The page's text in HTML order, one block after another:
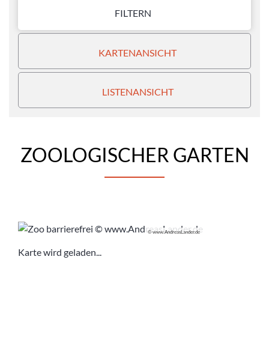
FILTERN
KARTENANSICHT
LISTENANSICHT
ZOOLOGISCHER GARTEN
© www.AndreasLander.de
Karte wird geladen...